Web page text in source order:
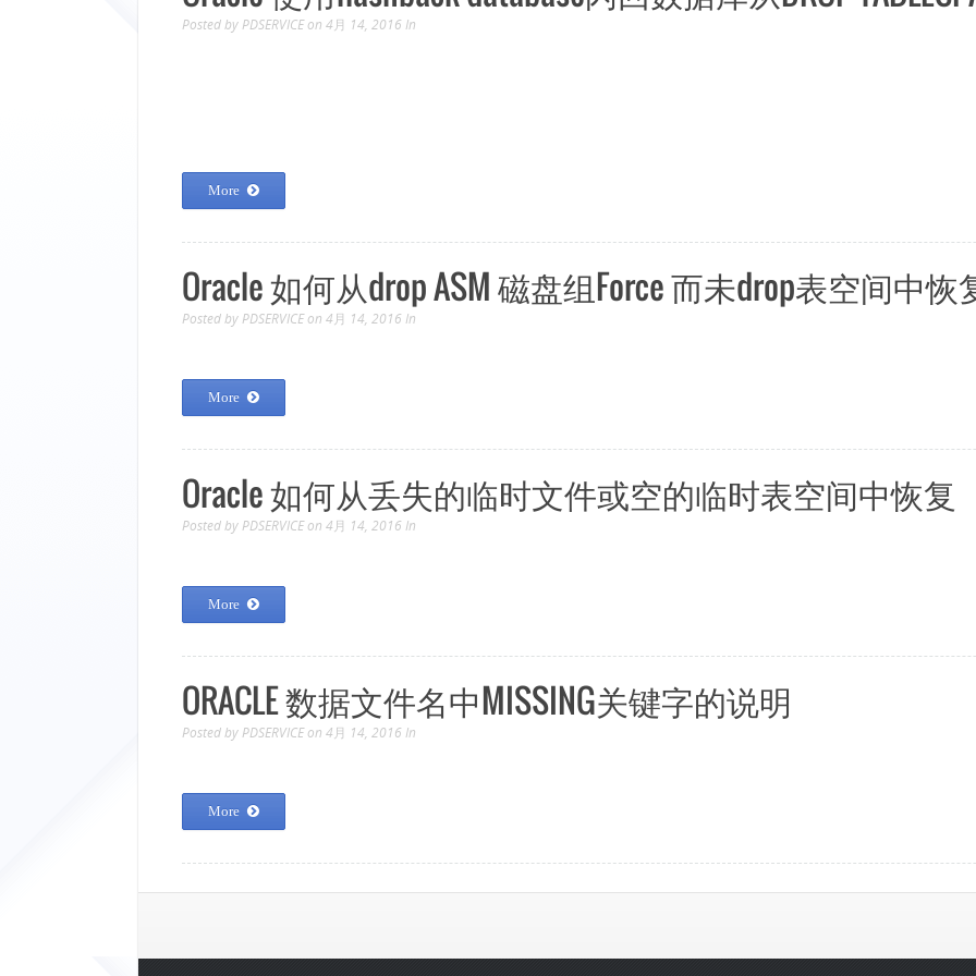
Posted by PDSERVICE on 4月 14, 2016 In
More
Oracle 如何从drop ASM 磁盘组Force 而未drop表空间中恢
Posted by PDSERVICE on 4月 14, 2016 In
More
Oracle 如何从丢失的临时文件或空的临时表空间中恢复
Posted by PDSERVICE on 4月 14, 2016 In
More
ORACLE 数据文件名中MISSING关键字的说明
Posted by PDSERVICE on 4月 14, 2016 In
More
页面